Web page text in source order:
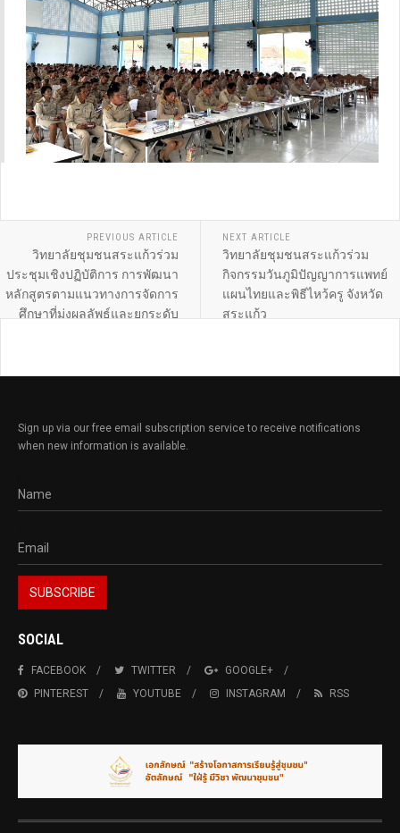
PREVIOUS ARTICLE
วิทยาลัยชุมชนสระแก้วร่วม
ประชุมเชิงปฏิบัติการ การพัฒนา
หลักสูตรตามแนวทางการจัดการ
ศึกษาที่มุ่งผลลัพธ์และยกระดับ
NEXT ARTICLE
วิทยาลัยชุมชนสระแก้วร่วม
กิจกรรมวันภูมิปัญญาการแพทย์
แผนไทยและพิธีไหว้ครู จังหวัด
สระแก้ว
Sign up via our free email subscription service to receive notifications
when new information is available.
SOCIAL
FACEBOOK TWITTER
GOOGLE+
PINTEREST
YOUTUBE INSTAGRAM RSS